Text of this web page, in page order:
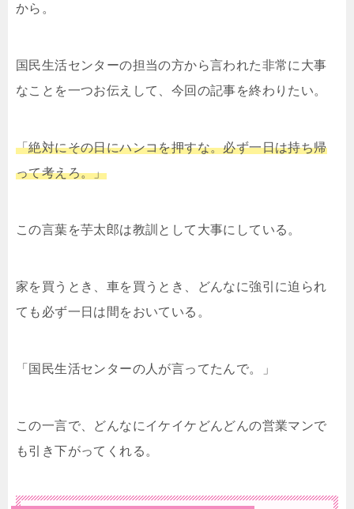
から。
国民生活センターの担当の方から言われた非常に大事
なことを一つお伝えして、今回の記事を終わりたい。
「絶対にその日にハンコを押すな。必ず一日は持ち帰
って考えろ。」
この言葉を芋太郎は教訓として大事にしている。
家を買うとき、車を買うとき、どんなに強引に迫られ
ても必ず一日は間をおいている。
「国民生活センターの人が言ってたんで。」
この一言で、どんなにイケイケどんどんの営業マンで
も引き下がってくれる。